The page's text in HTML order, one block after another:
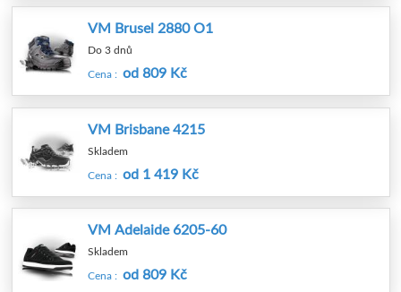
VM Brusel 2880 O1
Do 3 dnů
Cena : od 809 Kč
VM Brisbane 4215
Skladem
Cena : od 1 419 Kč
VM Adelaide 6205-60
Skladem
Cena : od 809 Kč